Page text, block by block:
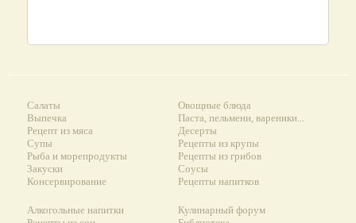
Салаты
Выпечка
Рецепт из мяса
Супы
Рыба и морепродукты
Закуски
Консервирование
Овощные блюда
Паста, пельмени, вареники...
Десерты
Рецепты из крупы
Рецепты из грибов
Соусы
Рецепты напитков
Алкогольные напитки
Кулинарный форум